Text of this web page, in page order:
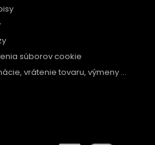
súborov cookie
vrátenie tovaru, výmeny ...